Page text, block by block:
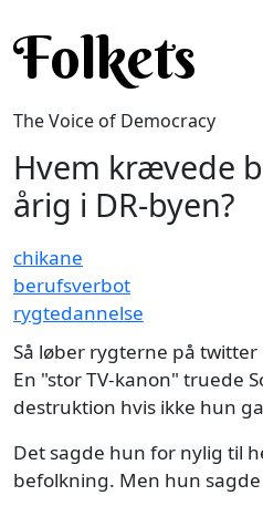
Folkets
The Voice of Democracy
Hvem krævede
årig i DR-byen?
chikane
berufsverbot
rygtedannelse
Så løber rygterne på twitter
En "stor TV-kanon" truede
destruktion hvis ikke hun
Det sagde hun for nylig til
befolkning. Men hun